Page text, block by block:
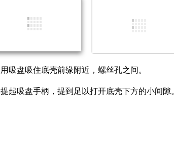
用吸盘吸住底壳前缘附近，螺丝孔之间。
提起吸盘手柄，提到足以打开底壳下方的小间隙。